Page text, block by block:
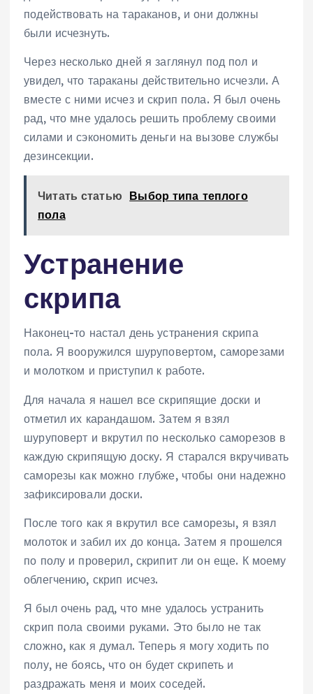
подействовать на тараканов, и они должны
были исчезнуть.
Через несколько дней я заглянул под пол и
увидел, что тараканы действительно исчезли. А
вместе с ними исчез и скрип пола. Я был очень
рад, что мне удалось решить проблему своими
силами и сэкономить деньги на вызове службы
дезинсекции.
Читать статью Выбор типа теплого
пола
Устранение
скрипа
Наконец-то настал день устранения скрипа
пола. Я вооружился шуруповертом, саморезами
и молотком и приступил к работе.
Для начала я нашел все скрипящие доски и
отметил их карандашом. Затем я взял
шуруповерт и вкрутил по несколько саморезов в
каждую скрипящую доску. Я старался вкручивать
саморезы как можно глубже, чтобы они надежно
зафиксировали доски.
После того как я вкрутил все саморезы, я взял
молоток и забил их до конца. Затем я прошелся
по полу и проверил, скрипит ли он еще. К моему
облегчению, скрип исчез.
Я был очень рад, что мне удалось устранить
скрип пола своими руками. Это было не так
сложно, как я думал. Теперь я могу ходить по
полу, не боясь, что он будет скрипеть и
раздражать меня и моих соседей.